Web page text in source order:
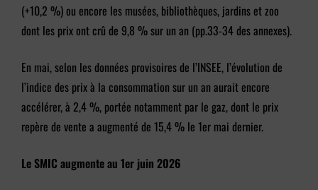
(+10,2 %) ou encore les musées, bibliothèques, jardins et zoo
dont les prix ont crû de 9,8 % sur un an (pp.33-34 des annexes).
En mai, selon les données provisoires de l’INSEE, l’évolution de
l’indice des prix à la consommation sur un an aurait encore
accélérer, à 2,4 %, portée notamment par le gaz, dont le prix
repère de vente a augmenté de 15,4 % le 1er mai dernier.
Le SMIC augmente au 1er juin 2026